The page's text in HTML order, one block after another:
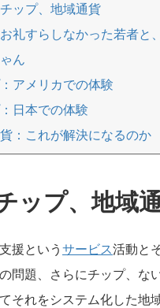
ップ、地域通貨
礼すらしなかった若者と
ん
アメリカでの体験
日本での体験
：これが解決になるのか
ップ、地域
援という サービス活動と
問題、さらにチップ、な
それをシステム化した地